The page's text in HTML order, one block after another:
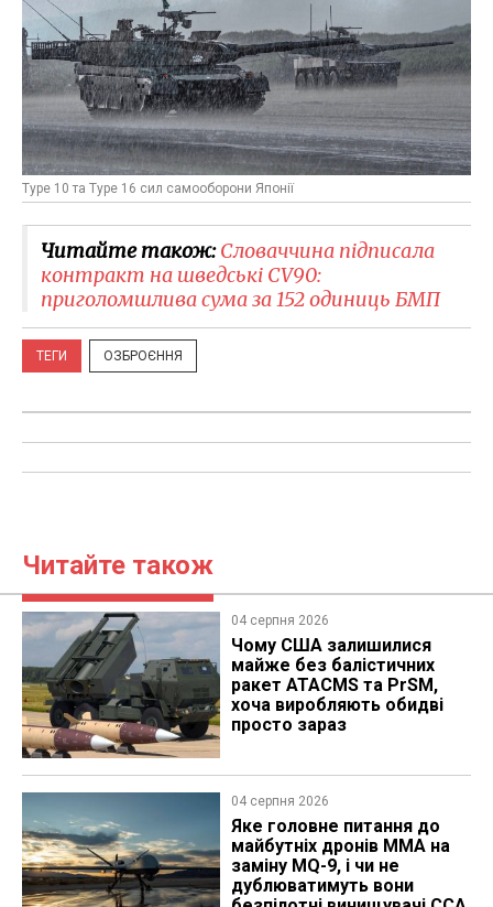
Type 10 та Type 16 сил самооборони Японії
Читайте також:Словаччина підписала
контракт на шведські CV90:
приголомшлива сума за 152 одиниць БМП
ТЕГИ ОЗБРОЄННЯ
Читайте також
04 серпня 2026
Чому США залишилися
майже без балістичних
ракет ATACMS та PrSM,
хоча виробляють обидві
просто зараз
04 серпня 2026
Яке головне питання до
майбутніх дронів MMA на
заміну MQ-9, і чи не
дублюватимуть вони